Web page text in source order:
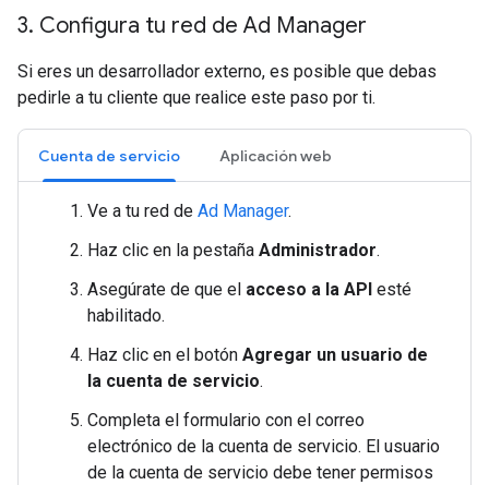
3. Configura tu red de Ad Manager
Si eres un desarrollador externo, es posible que debas
pedirle a tu cliente que realice este paso por ti.
Cuenta de servicio Aplicación web
Ve a tu red de Ad Manager.
Haz clic en la pestaña Administrador.
Asegúrate de que el acceso a la API esté
habilitado.
Haz clic en el botón Agregar un usuario de
la cuenta de servicio.
Completa el formulario con el correo
electrónico de la cuenta de servicio. El usuario
de la cuenta de servicio debe tener permisos